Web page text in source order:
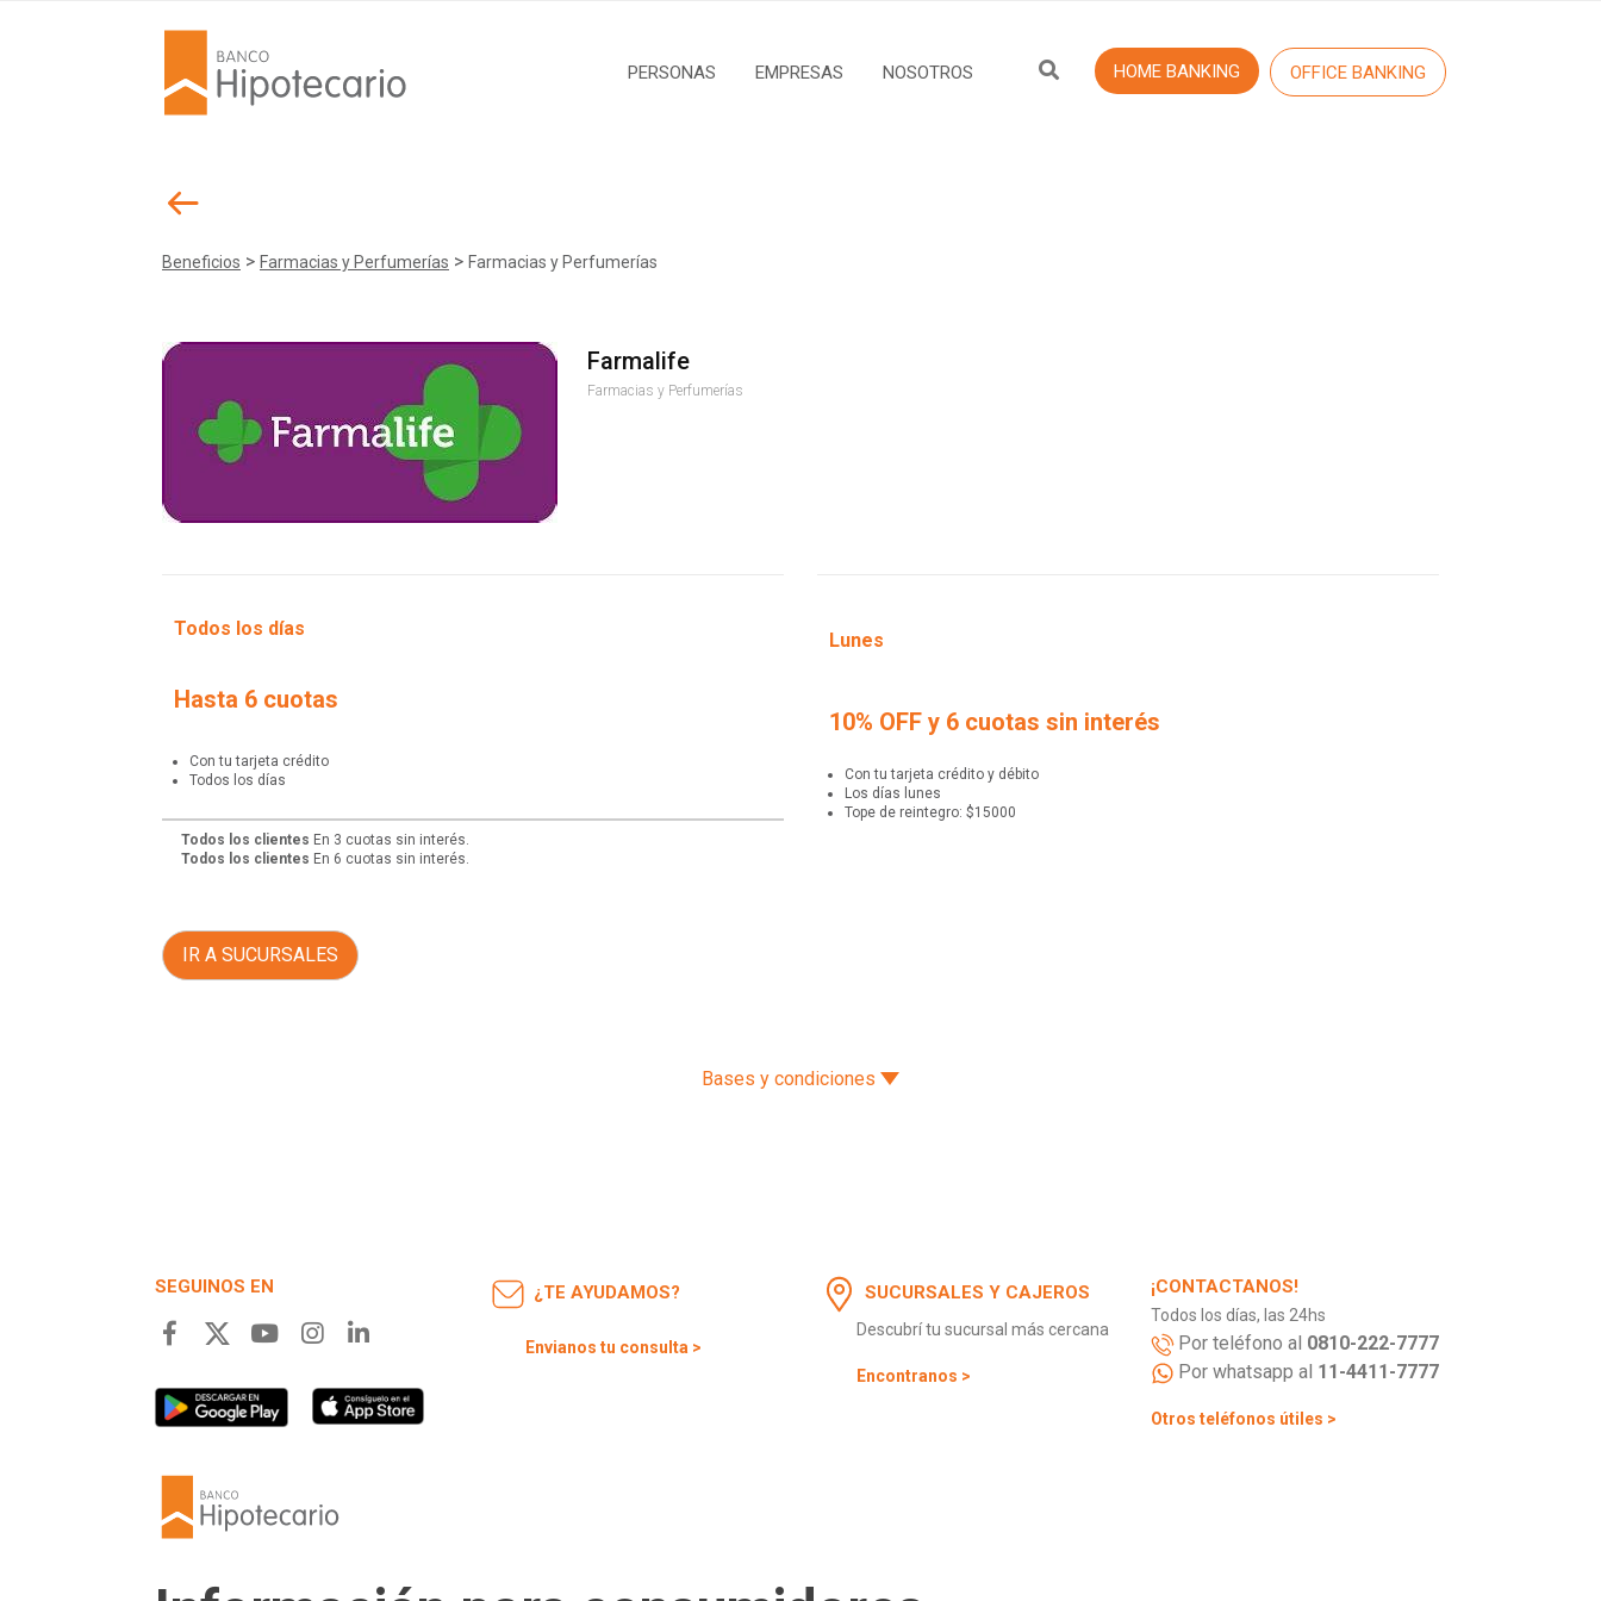
PERSONAS EMPRESAS NOSOTROS HOME BANKING OFFICE BANKING
Beneficios > Farmacias y Perfumerías > Farmacias y Perfumerías
Farmalife
Farmacias y Perfumerías
Todos los días
Hasta 6 cuotas
Con tu tarjeta crédito
Todos los días
Todos los clientes En 3 cuotas sin interés.
Todos los clientes En 6 cuotas sin interés.
Lunes
10% OFF y 6 cuotas sin interés
Con tu tarjeta crédito y débito
Los días lunes
Tope de reintegro: $15000
IR A SUCURSALES
Bases y condiciones
SEGUINOS EN ¿TE AYUDAMOS?
Envianos tu consulta >
SUCURSALES Y CAJEROS
Descubrí tu sucursal más cercana
Encontranos >
¡CONTACTANOS!
Todos los días, las 24hs
Por teléfono al 0810-222-7777
Por whatsapp al 11-4411-7777
Otros teléfonos útiles >